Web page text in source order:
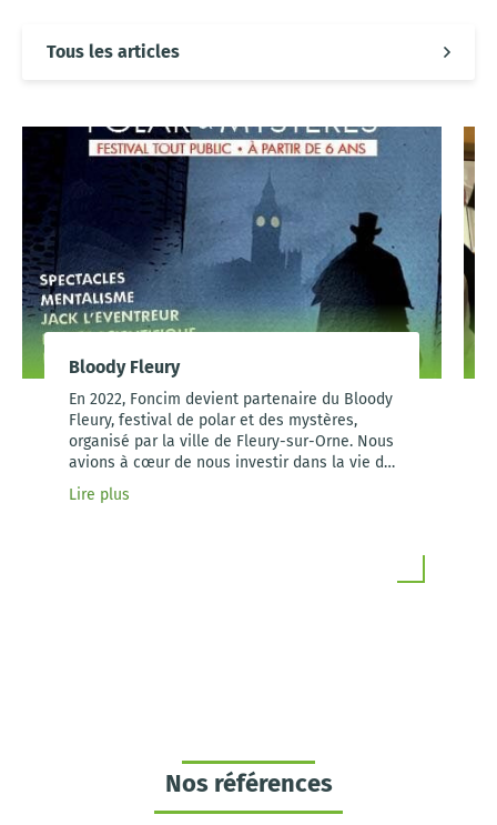
Tous les articles
Bloody Fleury
En 2022, Foncim devient partenaire du Bloody
Fleury, festival de polar et des mystères,
organisé par la ville de Fleury-sur-Orne. Nous
avions à cœur de nous investir dans la vie de
la commune dans laquelle est situé notre
siège social. Pour la nouvelle édition du
Lire plus
Nos références